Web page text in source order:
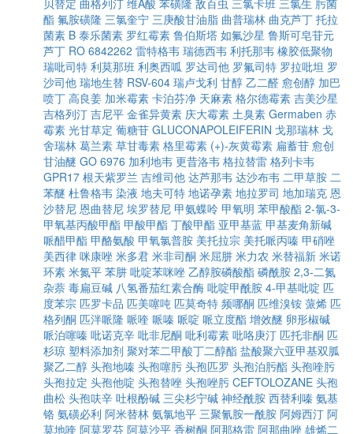
贝替定 曲格列汀 维A酸 苯磺隆 敌百虫 三氯卡班 三氯生 肟菌
酯 氟胺磺隆 三氯奎宁 三庚酸甘油脂 曲普瑞林 曲克芦丁 托拉
菌素 B 泰乐菌素 罗红霉素 鲁伯斯塔 如氟沙星 鲁斯可皂苷元
芦丁 RO 6842262 雷特格韦 瑞德西韦 利托那韦 橡胶低聚物
瑞吡司特 利莫那班 利奥西呱 罗达司他 罗氟司特 罗拉吡坦 罗
沙司他 瑞地生替 RSV-604 瑞卢戈利 甘醇 乙二醛 愈创醇 加巴
喷丁 高良姜 加米霉素 卡泊芬净 天麻素 格尔德霉素 吉美沙星
吉格列汀 吉尼平 金雀异黄素 庆大霉素 土臭素 Germaben 赤
霉素 光甘草定 葡糖苷 GLUCONAPOLEIFERIN 戈那瑞林 戈
舍瑞林 葛兰素 草甘毒素 格里霉素 (+)-灰黄霉素 扁蓄苷 愈创
甘油醚 GO 6976 加利地韦 更昔洛韦 格拉替雷 格列卡韦
GPR17 根天紫罗兰 吉维司他 达芦那韦 达沙布韦 二甲草胺 二
苯醚 杜鲁格韦 染液 地夫可特 地诺孕素 地拉罗司 地加瑞克 恩
沙替尼 恩曲替尼 埃罗替尼 甲氨蝶呤 甲氧明 苯甲酸酯 2-氯-3-
甲氧基丙酸甲酯 甲酸甲酯 丁酸甲酯 亚甲基蓝 甲基麦角新碱
哌醋甲酯 甲酪氨酸 甲氧氯普胺 美托拉宗 美托哌丙嗪 甲硝唑
美西律 咪康唑 米多君 米非司酮 米屈肼 米力农 米替福新 米诺
环素 米氮平 苯肼 吡啶苯咪唑 乙醇胺磷酸酯 磷酰胺 2,3-二氮
杂萘 毒扁豆碱 八氢番茄红素合酶 吡啶甲酰胺 4-甲基吡啶 匹
度苯宗 匹罗卡品 匹美噻吨 匹莫奇特 频哪酮 匹维溴铵 蒎烯 匹
格列酮 匹泮哌隆 哌喹 哌嗪 哌啶 哌立度酯 增效醚 卵形椒碱
哌泊噻嗪 吡诺克辛 吡非尼酮 吡利霉素 吡咯庚汀 匹托非酮 匹
杉琼 塑料添加剂 聚对苯二甲酸丁二醇酯 盐酸聚六亚甲基双胍
聚乙二醇 头孢地嗪 头孢噻肟 头孢匹罗 头孢泊肟酯 头孢喹肟
头孢拉定 头孢他啶 头孢替唑 头孢唑肟 CEFTOLOZANE 头孢
曲松 头孢呋辛 吐根酚碱 三尖杉宁碱 神经酰胺 西替利嗪 氨基
铬 氨磺必利 阿米替林 氨氯地平 三聚氰胺一酰胺 阿姆西汀 阿
莫地喹 阿莫罗芬 阿莫沙平 香树酮 阿那格雷 阿那曲唑 雄烯二